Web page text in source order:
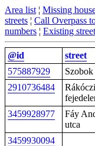
Area list ¦ Missing
streets ¦ Call Overpass
numbers ¦ Existing
@id street
575887929
Szobok
2910736484
Rákóczi
3459928977
Fáy
utca
3459930094